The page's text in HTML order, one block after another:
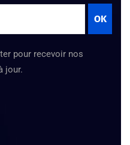
OK
pour recevoir nos
jour.